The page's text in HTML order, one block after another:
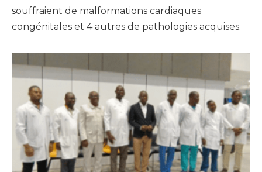
souffraient de malformations cardiaques
congénitales et 4 autres de pathologies acquises.